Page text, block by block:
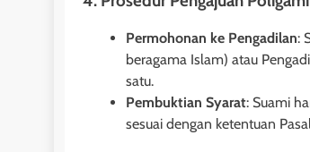
Permohonan ke Pengadilan:
beragama Islam) atau
satu.
Pembuktian Syarat: Suami
sesuai dengan ketentuan
Pasal 30
dan Mulai